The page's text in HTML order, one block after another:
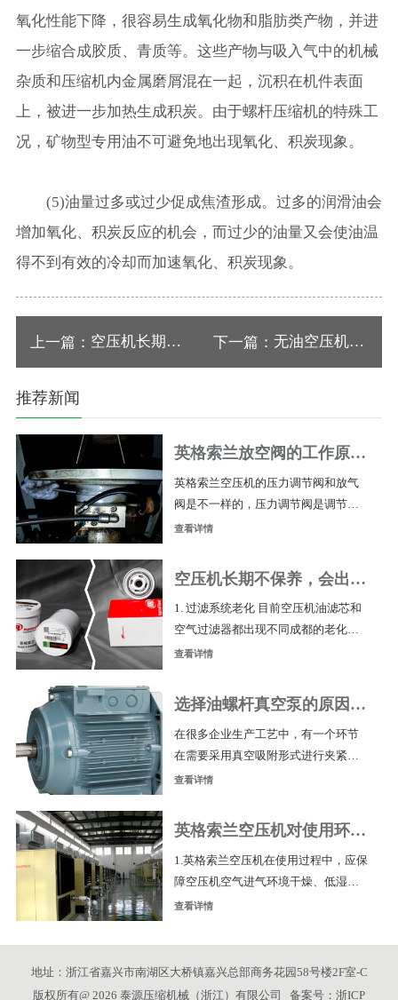
氧化性能下降，很容易生成氧化物和脂肪类产物，并进
一步缩合成胶质、青质等。这些产物与吸入气中的机械
杂质和压缩机内金属磨屑混在一起，沉积在机件表面
上，被进一步加热生成积炭。由于螺杆压缩机的特殊工
况，矿物型专用油不可避免地出现氧化、积炭现象。
(5)油量过多或过少促成焦渣形成。过多的润滑油会
增加氧化、积炭反应的机会，而过少的油量又会使油温
得不到有效的冷却而加速氧化、积炭现象。
上一篇： 空压机长期不
保养，会出现
下一篇： 无油空压机工
作原理
推荐新闻
英格索兰放空阀的工作原理
是什么？
英格索兰空压机的压力调节阀和放气
阀是不一样的，压力调节阀是调节它
的加卸载压力用，而放气阀是在卸载
压力调节阀顾名思义就是调节压力
的。放气阀是在机组卸载或者停机的
时候放掉多余的气量的，也维持进出
气压平衡。放气电磁阀在空车或者停
机的时候工作，空车时间把空压机内
主机的负载和马达电流.
查看详情
空压机长期不保养，会出现
什么情况呢？
1. 过滤系统老化 目前空压机油滤芯和
空气过滤器都出现不同成都的老化，
这样会造成过滤系统阻力增大，大大
急剧上升。如强行运行设备会对空压
机过滤系统造成严重的破坏，如不及
时更换老旧的过滤配件，内部的阻力
过大产生高温容易点燃油气混合杂质
极易发生爆炸十分危险 2.主机润滑剂
严重的氧化现象，空压机压缩室内润
滑系统已失效。因客
查看详情
选择油螺杆真空泵的原因有
哪些？
在很多企业生产工艺中，有一个环节
在需要采用真空吸附形式进行夹紧来
加工物件，传统夹紧工具又无法很好
艺的发展真空吸夹持和真空输送有越
来越多的机会出现在企业生产和加工
中运用。如今年火热的市场：半导体
制造、航天航空、医疗器械等行业在
制造过程中运用真空吸夹持和真空输
又是运用什么原理的呢？有什么优势
呢？ 真空输运、吸引及起吊
查看详情
英格索兰空压机对使用环境
的要求有哪些？
1.英格索兰空压机在使用过程中，应保
障空压机空气进气环境干燥、低湿
度、无尘无腐蚀； 2.尽量避免空压机
压机系统频繁在低温状态（低于9
0℃）下运行，导致空压机内部管路的
水蒸气结为液态水，冷凝水易和油
查看详情
地址：浙江省嘉兴市南湖区大桥镇嘉兴总部商务花园58号楼2F室-C
版权所有@ 2026 泰源压缩机械（浙江）有限公司 备案号： 浙ICP